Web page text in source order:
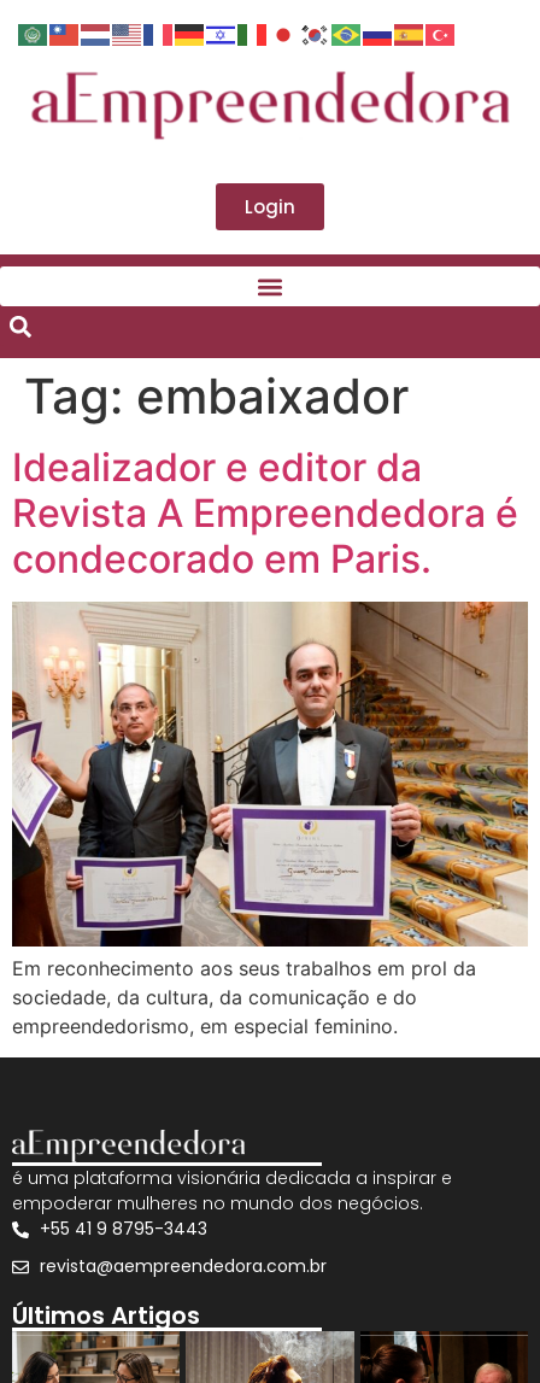
Login
Tag: embaixador
Idealizador e editor da
Revista A Empreendedora é
condecorado em Paris.
Em reconhecimento aos seus trabalhos em prol da
sociedade, da cultura, da comunicação e do
empreendedorismo, em especial feminino.
é uma plataforma visionária dedicada a inspirar e
empoderar mulheres no mundo dos negócios.
+55 41 9 8795-3443
revista@aempreendedora.com.br
Últimos Artigos